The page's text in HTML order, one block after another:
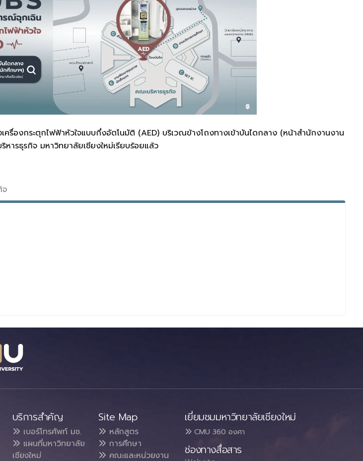
รื่องกระตุกไฟฟ้าหัวใจแบบกึ่งอัตโนมัติ (AED) บริเวณข้างโถงทางเข้าบันไดกลาง (หน้าสำนักงานงาน
รธุรกิจ มหาวิทยาลัยเชียงใหม่เรียบร้อยแล้ว
จ
บริการสำคัญ
เบอร์โทรศัพท์ มช.
แผนที่มหาวิทยาลัย
เชียงใหม่
Site Map
หลักสูตร
การศึกษา
คณะและหน่วยงาน
เยี่ยมชมมหาวิทยาลัยเชียงใหม่
CMU 360 องศา
ช่องทางสื่อสาร